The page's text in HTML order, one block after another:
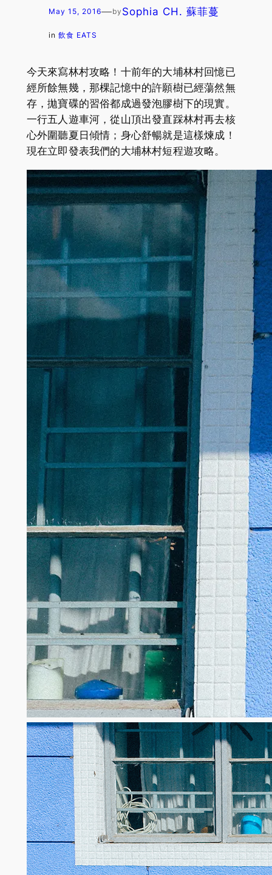
May 15, 2016—by Sophia CH. 蘇菲蔓
in 飲食 EATS
今天來寫林村攻略！十前年的大埔林村回憶已
經所餘無幾，那棵記憶中的許願樹已經蕩然無
存，拋寶碟的習俗都成過發泡膠樹下的現實。
一行五人遊車河，從山頂出發直踩林村再去核
心外圍聽夏日傾情；身心舒暢就是這樣煉成！
現在立即發表我們的大埔林村短程遊攻略。